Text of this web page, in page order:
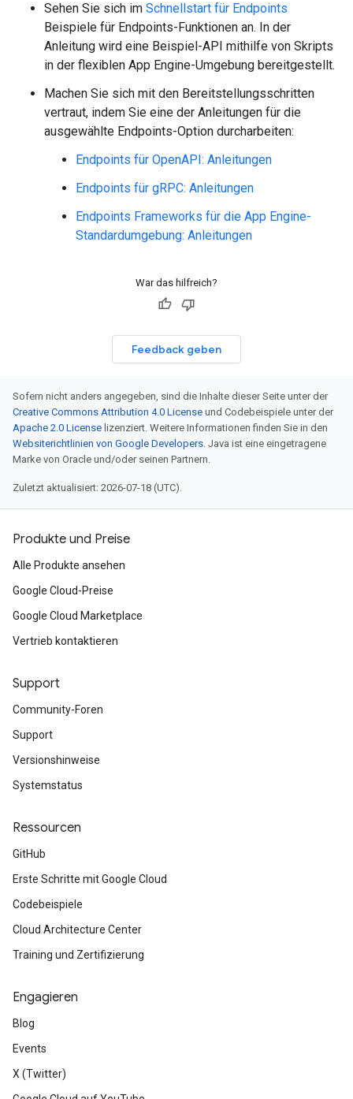
Sehen Sie sich im Schnellstart für Endpoints
Beispiele für Endpoints-Funktionen an. In der
Anleitung wird eine Beispiel-API mithilfe von Skripts
in der flexiblen App Engine-Umgebung bereitgestellt.
Machen Sie sich mit den Bereitstellungsschritten
vertraut, indem Sie eine der Anleitungen für die
ausgewählte Endpoints-Option durcharbeiten:
Endpoints für OpenAPI: Anleitungen
Endpoints für gRPC: Anleitungen
Endpoints Frameworks für die App Engine-
Standardumgebung: Anleitungen
War das hilfreich?
Feedback geben
Sofern nicht anders angegeben, sind die Inhalte dieser Seite unter der
Creative Commons Attribution 4.0 License und Codebeispiele unter der
Apache 2.0 License lizenziert. Weitere Informationen finden Sie in den
Websiterichtlinien von Google Developers. Java ist eine eingetragene
Marke von Oracle und/oder seinen Partnern.
Zuletzt aktualisiert: 2026-07-18 (UTC).
Produkte und Preise
Alle Produkte ansehen
Google Cloud-Preise
Google Cloud Marketplace
Vertrieb kontaktieren
Support
Community-Foren
Support
Versionshinweise
Systemstatus
Ressourcen
GitHub
Erste Schritte mit Google Cloud
Codebeispiele
Cloud Architecture Center
Training und Zertifizierung
Engagieren
Blog
Events
X (Twitter)